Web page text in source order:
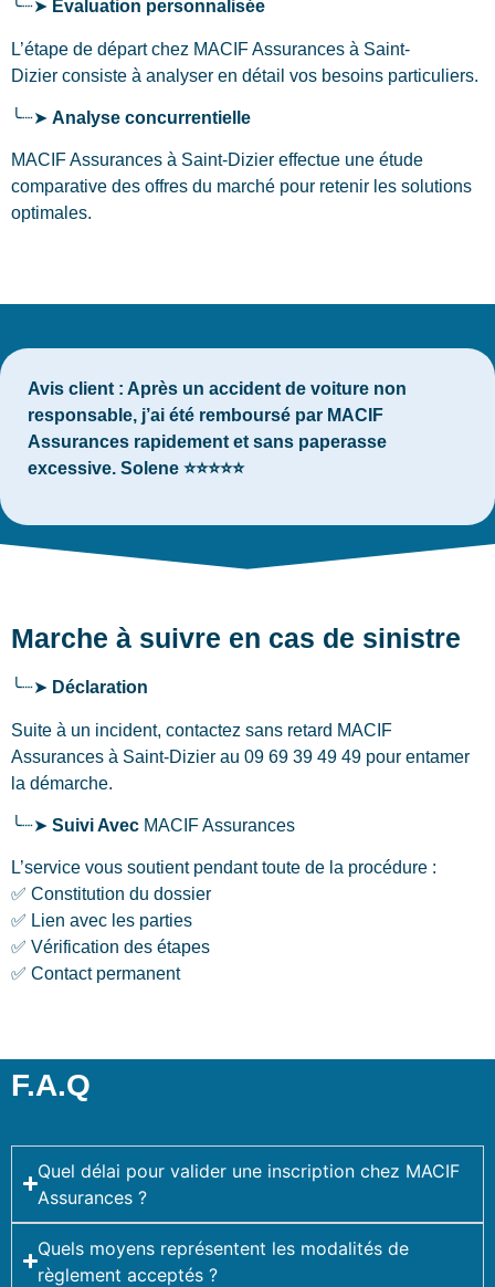
╰┈➤ Évaluation personnalisée
L’étape de départ chez MACIF Assurances à Saint-
Dizier consiste à analyser en détail vos besoins particuliers.
╰┈➤ Analyse concurrentielle
MACIF Assurances à Saint-Dizier effectue une étude
comparative des offres du marché pour retenir les solutions
optimales.
Avis client : Après un accident de voiture non
responsable, j’ai été remboursé par MACIF
Assurances rapidement et sans paperasse
excessive. Solene ⭐⭐⭐⭐⭐
Marche à suivre en cas de sinistre
╰┈➤ Déclaration
Suite à un incident, contactez sans retard MACIF
Assurances à Saint-Dizier au 09 69 39 49 49 pour entamer
la démarche.
╰┈➤ Suivi Avec MACIF Assurances
L’service vous soutient pendant toute de la procédure :
✅ Constitution du dossier
✅ Lien avec les parties
✅ Vérification des étapes
✅ Contact permanent
F.A.Q
Quel délai pour valider une inscription chez MACIF
Assurances ?
Quels moyens représentent les modalités de
règlement acceptés ?